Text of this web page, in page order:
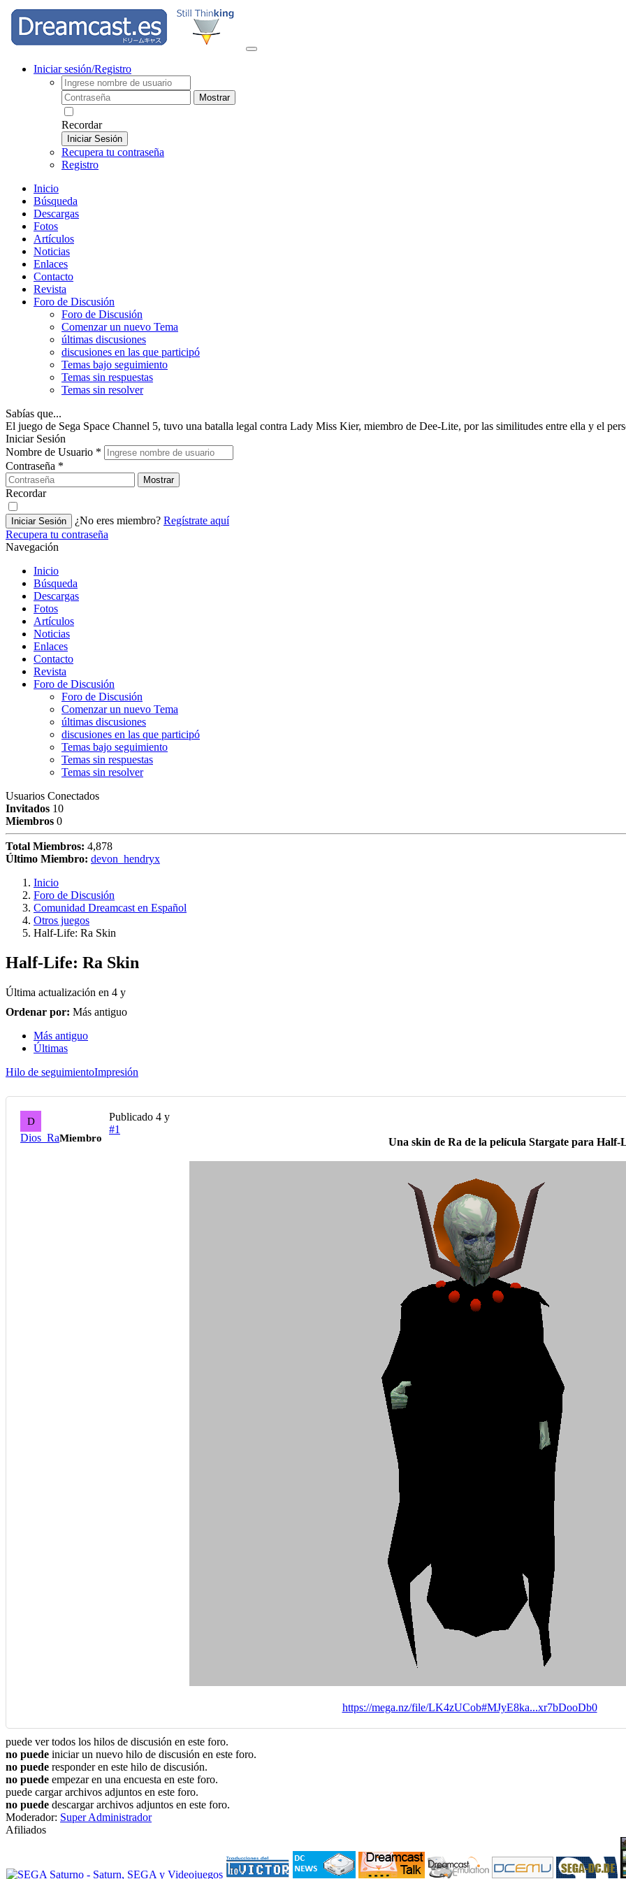
Iniciar sesión/Registro
Mostrar
Recordar
Iniciar Sesión
Recupera tu contraseña
Registro
Inicio
Búsqueda
Descargas
Fotos
Artículos
Noticias
Enlaces
Contacto
Revista
Foro de Discusión
Foro de Discusión
Comenzar un nuevo Tema
últimas discusiones
discusiones en las que participó
Temas bajo seguimiento
Temas sin respuestas
Temas sin resolver
Sabías que...
El juego de Sega Space Channel 5, tuvo una batalla legal contra Lady Miss Kier, miembro de Dee-Lite, por las similitudes entre ella y el
Iniciar Sesión
Nombre de Usuario *
Contraseña *
Mostrar
Recordar
Iniciar Sesión ¿No eres miembro? Regístrate aquí
Recupera tu contraseña
Navegación
Inicio
Búsqueda
Descargas
Fotos
Artículos
Noticias
Enlaces
Contacto
Revista
Foro de Discusión
Foro de Discusión
Comenzar un nuevo Tema
últimas discusiones
discusiones en las que participó
Temas bajo seguimiento
Temas sin respuestas
Temas sin resolver
Usuarios Conectados
Invitados 10
Miembros 0
Total Miembros: 4,878
Último Miembro: devon_hendryx
Inicio
Foro de Discusión
Comunidad Dreamcast en Español
Otros juegos
Half-Life: Ra Skin
Half-Life: Ra Skin
Última actualización en 4 y
Ordenar por: Más antiguo
Más antiguo
Últimas
Hilo de seguimientoImpresión
D
Dios_RaMiembro
Publicado 4 y
#1
Una skin de Ra de la película Stargate para Half-
https://mega.nz/file/LK4zUCob#MJyE8ka...xr7bDooDb0
puede ver todos los hilos de discusión en este foro.
no puede iniciar un nuevo hilo de discusión en este foro.
no puede responder en este hilo de discusión.
no puede empezar en una encuesta en este foro.
puede cargar archivos adjuntos en este foro.
no puede descargar archivos adjuntos en este foro.
Moderador: Super Administrador
Afiliados